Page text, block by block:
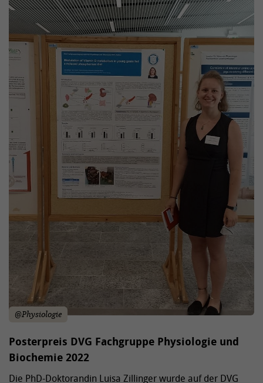
@Physiologie
Posterpreis DVG Fachgruppe Physiologie und
Biochemie 2022
Die PhD-Doktorandin Luisa Zillinger wurde auf der DVG